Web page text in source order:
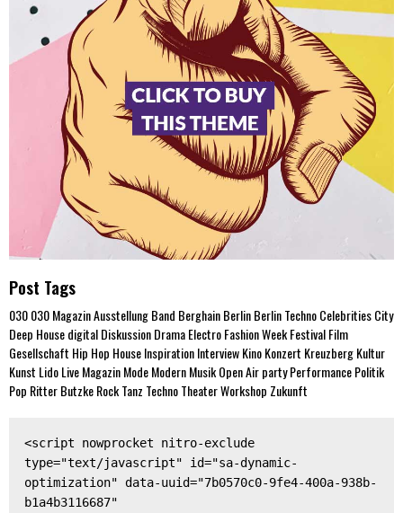
Post Tags
030030 MagazinAusstellungBand BerghainBerlinBerlin TechnoCelebritiesCity
Deep HousedigitalDiskussionDramaElectroFashion WeekFestivalFilm
Gesellschaft Hip Hop HouseInspirationInterviewKinoKonzert KreuzbergKultur
Kunst LidoLiveMagazinModeModernMusikOpen AirpartyPerformancePolitik
Pop Ritter ButzkeRockTanz TechnoTheaterWorkshop Zukunft
<script nowprocket nitro-exclude
type="text/javascript" id="sa-dynamic-
optimization" data-uuid="7b0570c0-9fe4-400a-938b-
b1a4b3116687"